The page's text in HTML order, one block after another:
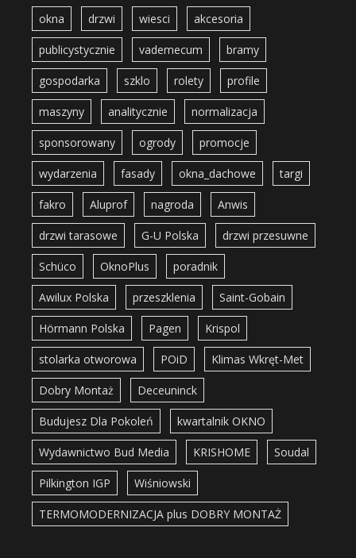
okna drzwi wiesci akcesoria
publicystycznie vademecum bramy
gospodarka szklo rolety profile
maszyny analitycznie normalizacja
sponsorowany ogrody promocje
wydarzenia fasady okna_dachowe targi
fakro Aluprof nagroda Anwis
drzwi tarasowe G-U Polska drzwi przesuwne
Schüco OknoPlus poradnik
Awilux Polska przeszklenia Saint-Gobain
Hörmann Polska Pagen Krispol
stolarka otworowa POiD Klimas Wkręt-Met
Dobry Montaż Deceuninck
Budujesz Dla Pokoleń kwartalnik OKNO
Wydawnictwo Bud Media KRISHOME Soudal
Pilkington IGP Wiśniowski
TERMOMODERNIZACJA plus DOBRY MONTAŻ